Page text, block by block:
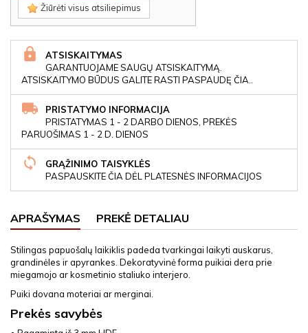
Žiūrėti visus atsiliepimus
ATSISKAITYMAS
GARANTUOJAME SAUGŲ ATSISKAITYMĄ.
ATSISKAITYMO BŪDUS GALITE RASTI PASPAUDĘ ČIA..
PRISTATYMO INFORMACIJA
PRISTATYMAS 1 - 2 DARBO DIENOS, PREKĖS
PARUOŠIMAS 1 - 2 D. DIENOS
GRĄŽINIMO TAISYKLĖS
PASPAUSKITE ČIA DĖL PLATESNĖS INFORMACIJOS
APRAŠYMAS PREKĖ DETALIAU
Stilingas papuošalų laikiklis padeda tvarkingai laikyti auskarus,
grandinėles ir apyrankes. Dekoratyvinė forma puikiai dera prie
miegamojo ar kosmetinio staliuko interjero.
Puiki dovana moteriai ar merginai.
Prekės savybės